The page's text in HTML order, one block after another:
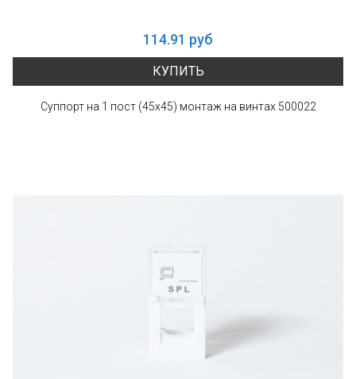
114.91 руб
КУПИТЬ
Суппорт на 1 пост (45х45) монтаж на винтах 500022